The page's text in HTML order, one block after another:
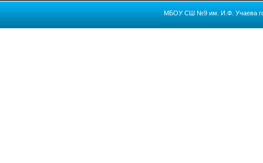
МБОУ СШ №9 им. И.Ф. Учаева